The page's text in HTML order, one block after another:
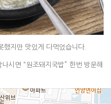
했지만 맛있게 다먹었습니다.
시면 “원조돼지국밥” 한번 방문해